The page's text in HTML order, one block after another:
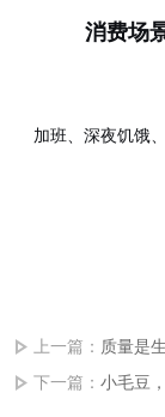
消费场
加班、深夜饥饿
上一篇： 质量是
下一篇：小毛豆